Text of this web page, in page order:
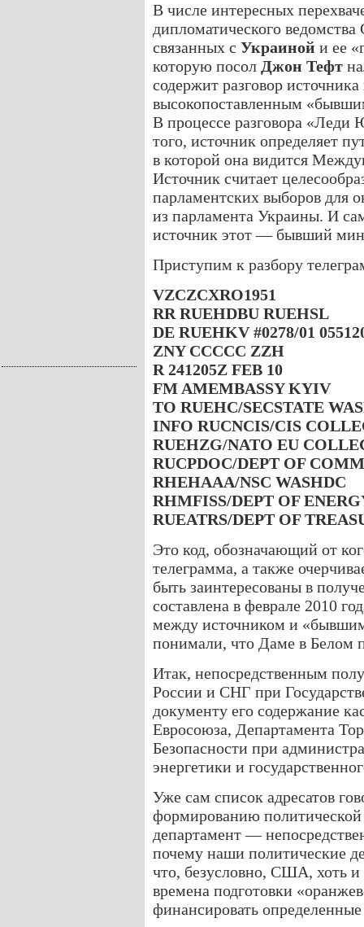
В числе интересных
дипломатического
связанных с Украиной и ее
которую посол Джон Тефт
содержит разговор
высокопоставленным
В процессе разговора
того, источник определяет
в которой она видится
Источник считает
парламентских выборов для
из парламента Украины. И
источник этот — бывший
Приступим к разбору
VZCZCXRO1951
RR RUEHDBU RUEHSL
DE RUEHKV #0278/01
ZNY CCCCC ZZH
R 241205Z FEB 10
FM AMEMBASSY KYIV
TO RUEHC/SECSTATE
INFO RUCNCIS/CIS
RUEHZG/NATO EU
RUCPDOC/DEPT OF
RHEHAAA/NSC WASHDC
RHMFISS/DEPT OF
RUEATRS/DEPT OF
Это код, обозначающий от
телеграмма, а также
быть заинтересованы в
составлена в феврале 2010
между источником и
понимали, что Даме в Белом
Итак, непосредственным
России и СНГ при
документу его содержание
Евросоюза, Департамента
Безопасности при
энергетики и
Уже сам список адресатов
формированию политической
департамент —
почему наши политические
что, безусловно, США, хоть и
времена подготовки
финансировать